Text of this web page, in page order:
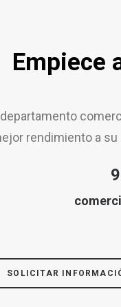
Empiece
rendimiento a
SOLICITAR